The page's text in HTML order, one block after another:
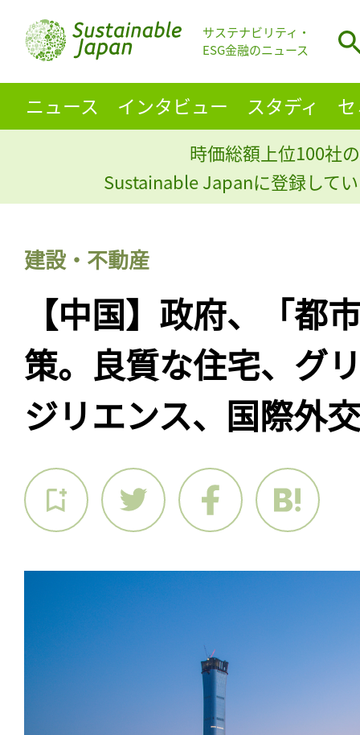
サステナビリティ・
ESG金融のニュース
ニュース インタビュー スタディ
時価総額上位100社
Sustainable Japanに登録して
建設・不動産
【中国】政府、「都
策。良質な住宅、グ
ジリエンス、国際外